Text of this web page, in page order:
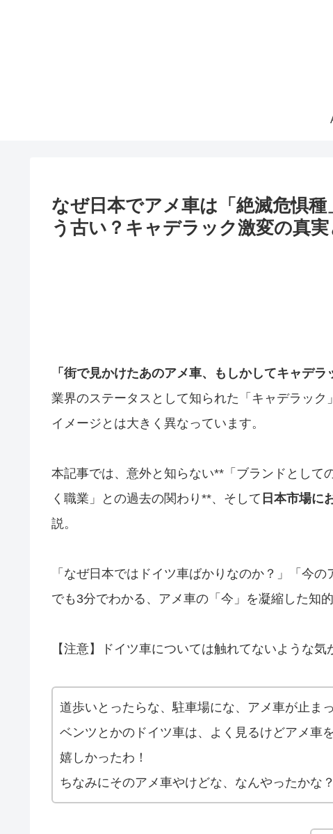
なぜ日本でアメ車は「絶滅危惧
う古い？キャデラック激変の真
「街で見かけたあのアメ車、もしかしてキャデラ
業界のステータスとして知られた「キャデラッ
イメージとは大きく異なっています。
本記事では、意外と知らない**「ブランドとして
く職業」との過去の関わり**、そして 日本市場に
説。
「なぜ日本ではドイツ車ばかりなのか？」「今
でも3分でわかる、アメ車の「今」を凝縮した知
【注意】ドイツ車については触れてないような気
道歩いとったらな、駐車場にな、アメ車が止ま
ベンツとかのドイツ車は、よく見るけどアメ車
嬉しかったわ！
ちなみにそのアメ車やけどな、なんやったか